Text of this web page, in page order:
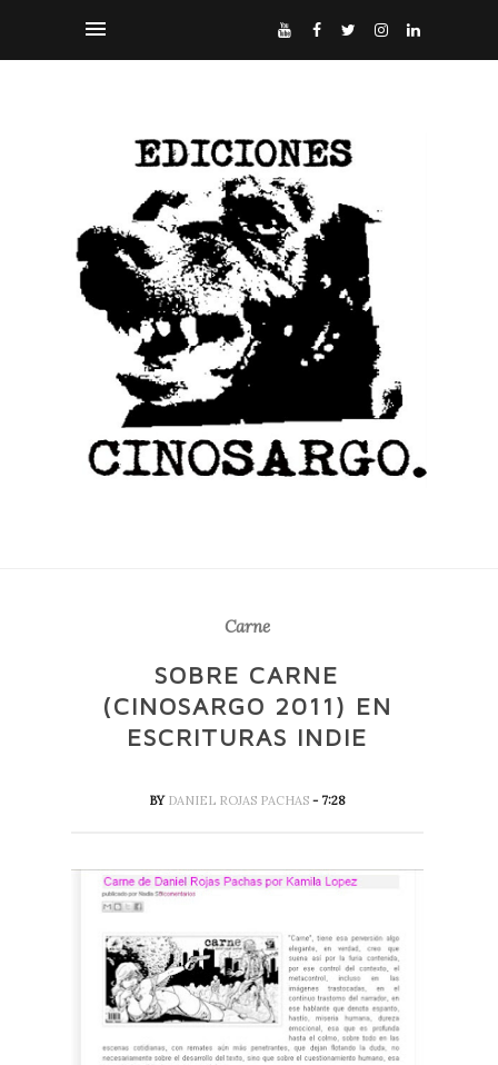
Carne
SOBRE CARNE
(CINOSARGO 2011) EN
ESCRITURAS INDIE
BY DANIEL ROJAS PACHAS - 7:28